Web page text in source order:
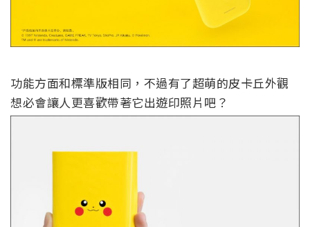
功能方面和標準版相同，不過有了超萌的皮卡丘外觀
想必會讓人更喜歡帶著它出遊印照片吧？